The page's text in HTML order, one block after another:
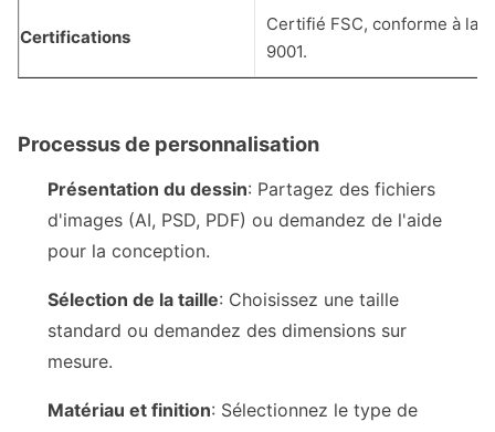
Certifications
Certifié FSC, conforme à la
9001.
Processus de personnalisation
Présentation du dessin: Partagez des fichiers
d'images (AI, PSD, PDF) ou demandez de l'aide
pour la conception.
Sélection de la taille: Choisissez une taille
standard ou demandez des dimensions sur
mesure.
Matériau et finition: Sélectionnez le type de